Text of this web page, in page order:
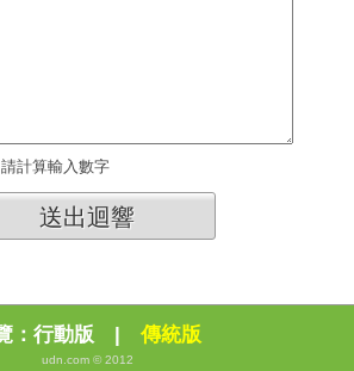
計算輸入數字
送出迴響
： 行動版 | 傳統版
udn.com © 2012